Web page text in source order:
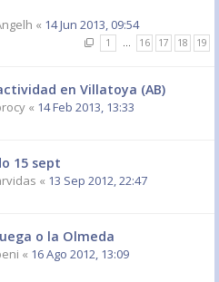
« 14 Jun 2013, 09:54
1 … 16 17 18 19
en Villatoya (AB)
« 14 Feb 2013, 13:33
15 sept
« 13 Sep 2012, 22:47
o la Olmeda
« 16 Ago 2012, 13:09